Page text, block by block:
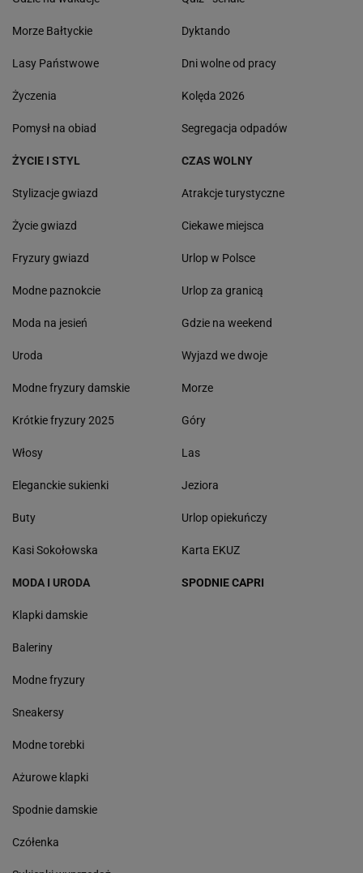
Morze Bałtyckie
Lasy Państwowe
Życzenia
Pomysł na obiad
Dyktando
Dni wolne od pracy
Kolęda 2026
Segregacja odpadów
ŻYCIE I STYL
Stylizacje gwiazd
Życie gwiazd
Fryzury gwiazd
Modne paznokcie
Moda na jesień
Uroda
Modne fryzury damskie
Krótkie fryzury 2025
Włosy
Eleganckie sukienki
Buty
Kasi Sokołowska
CZAS WOLNY
Atrakcje turystyczne
Ciekawe miejsca
Urlop w Polsce
Urlop za granicą
Gdzie na weekend
Wyjazd we dwoje
Morze
Góry
Las
Jeziora
Urlop opiekuńczy
Karta EKUZ
MODA I URODA
Klapki damskie
Baleriny
Modne fryzury
Sneakersy
Modne torebki
Ażurowe klapki
Spodnie damskie
Czółenka
SPODNIE CAPRI